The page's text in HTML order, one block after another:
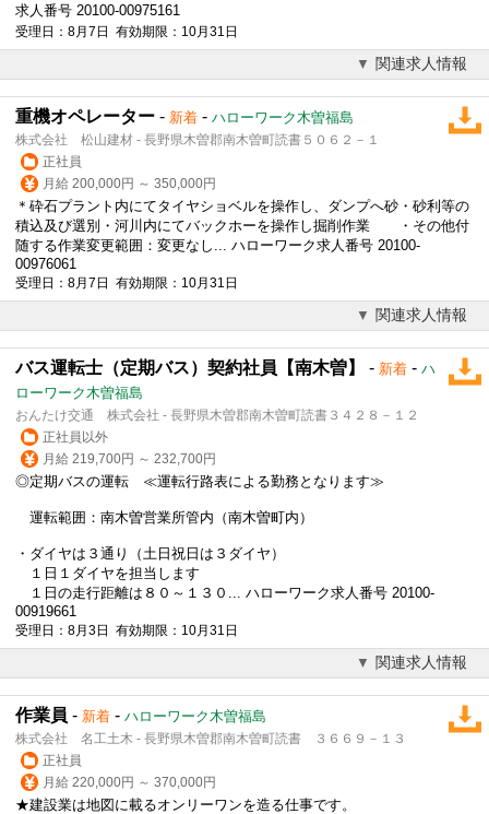
求人番号 20100-00975161
受理日：8月7日 有効期限：10月31日
関連求人情報
重機オペレーター - 新着 - ハローワーク木曽福島
株式会社 松山建材 - 長野県木曽郡南木曽町読書５０６２－１
正社員
月給 200,000円 ～ 350,000円
＊砕石プラント内にてタイヤショベルを操作し、ダンプへ砂・砂利等の
積込及び選別・河川内にてバックホーを操作し掘削作業 ・その他付
随する作業変更範囲：変更なし... ハローワーク求人番号 20100-
00976061
受理日：8月7日 有効期限：10月31日
関連求人情報
バス運転士（定期バス）契約社員【南木曽】 - 新着 - ハ
ローワーク木曽福島
おんたけ交通 株式会社 - 長野県木曽郡南木曽町読書３４２８－１２
正社員以外
月給 219,700円 ～ 232,700円
◎定期バスの運転 ≪運転行路表による勤務となります≫
運転範囲：南木曽営業所管内（南木曽町内）
・ダイヤは３通り（土日祝日は３ダイヤ）
１日１ダイヤを担当します
１日の走行距離は８０～１３０... ハローワーク求人番号 20100-
00919661
受理日：8月3日 有効期限：10月31日
関連求人情報
作業員 - 新着 - ハローワーク木曽福島
株式会社 名工土木 - 長野県木曽郡南木曽町読書 ３６６９－１３
正社員
月給 220,000円 ～ 370,000円
★建設業は地図に載るオンリーワンを造る仕事です。